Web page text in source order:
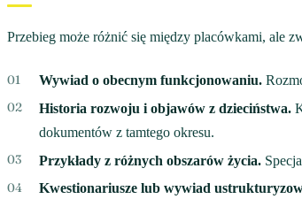
Przebieg może różnić się między placówkami, ale
Wywiad o obecnym funkcjonowaniu.
Historia rozwoju i objawów z dzieciństwa.
dokumentów z tamtego okresu.
Przykłady z różnych obszarów życia.
Kwestionariusze lub wywiad